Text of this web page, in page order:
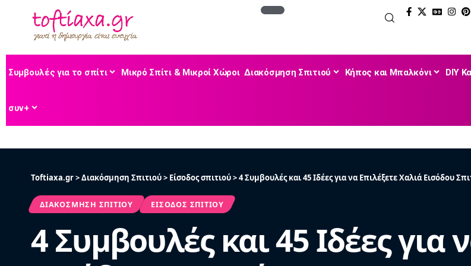
Συμβουλές για το σπίτι Μικρό Σπίτι & Μικροί Χώροι Διακόσμηση Σπιτιού Κήπος και Μπαλκόνι DIY
συν+
Toftiaxa.gr>Διακόσμηση Σπιτιού> Είσοδος σπιτιού>4 Συμβουλές και 45 Ιδέες για να Επιλέξετε Χαλιά Εισόδου
ΔΙΑΚΌΣΜΗΣΗ ΣΠΙΤΙΟΎ ΕΊΣΟΔΟΣ ΣΠΙΤΙΟΎ
4 Συμβουλές και 45 Ιδέες για